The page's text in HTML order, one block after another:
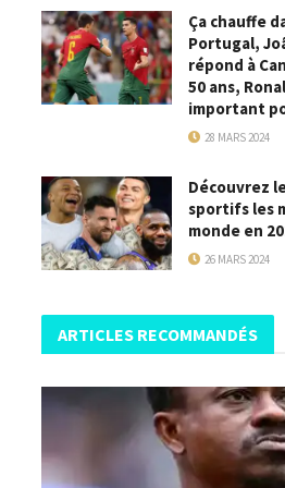
Ça chauffe
Portugal,
répond à
50 ans,
important
28 MARS 2024
Découvrez
sportifs les
monde en
26 MARS 2024
ARTICLES RECOMMANDÉS